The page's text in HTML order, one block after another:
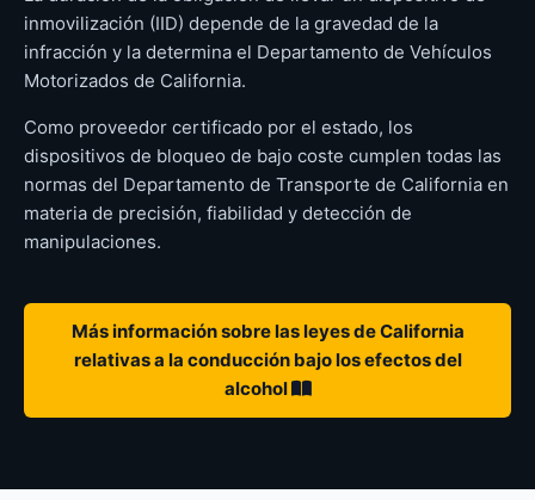
inmovilización (IID) depende de la gravedad de la
infracción y la determina el Departamento de Vehículos
Motorizados de California.
Como proveedor certificado por el estado, los
dispositivos de bloqueo de bajo coste cumplen todas las
normas del Departamento de Transporte de California en
materia de precisión, fiabilidad y detección de
manipulaciones.
Más información sobre las leyes de California
relativas a la conducción bajo los efectos del
alcohol